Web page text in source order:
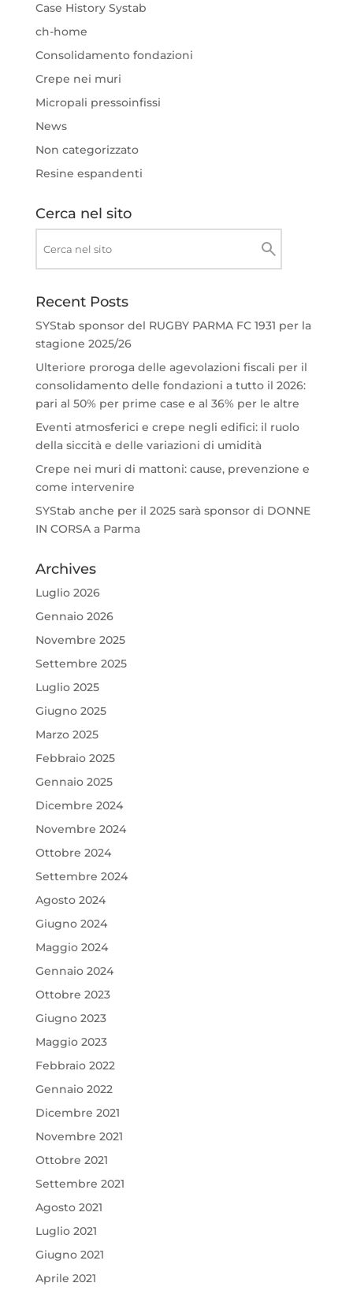
Case History Systab
ch-home
Consolidamento fondazioni
Crepe nei muri
Micropali pressoinfissi
News
Non categorizzato
Resine espandenti
Cerca nel sito
Recent Posts
SYStab sponsor del RUGBY PARMA FC 1931 per la
stagione 2025/26
Ulteriore proroga delle agevolazioni fiscali per il
consolidamento delle fondazioni a tutto il 2026:
pari al 50% per prime case e al 36% per le altre
Eventi atmosferici e crepe negli edifici: il ruolo
della siccità e delle variazioni di umidità
Crepe nei muri di mattoni: cause, prevenzione e
come intervenire
SYStab anche per il 2025 sarà sponsor di DONNE
IN CORSA a Parma
Archives
Luglio 2026
Gennaio 2026
Novembre 2025
Settembre 2025
Luglio 2025
Giugno 2025
Marzo 2025
Febbraio 2025
Gennaio 2025
Dicembre 2024
Novembre 2024
Ottobre 2024
Settembre 2024
Agosto 2024
Giugno 2024
Maggio 2024
Gennaio 2024
Ottobre 2023
Giugno 2023
Maggio 2023
Febbraio 2022
Gennaio 2022
Dicembre 2021
Novembre 2021
Ottobre 2021
Settembre 2021
Agosto 2021
Luglio 2021
Giugno 2021
Aprile 2021